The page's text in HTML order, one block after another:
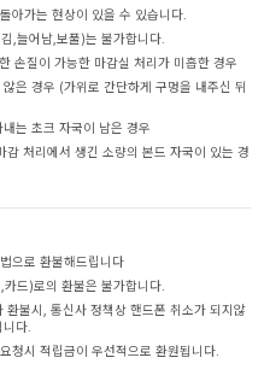
아가는 현상이 있을 수 있습니다.
,늘어남,보풀)는 불가합니다.
손질이 가능한 마감실 처리가 미흡한 경우
은 경우 (가위로 간단하게 구멍을 내주신 뒤
는 초크 자국이 남은 경우
처리에서 생긴 소량의 본드 자국이 있는 경
으로 환불해드립니다
드)로의 환불은 불가합니다.
불시, 통신사 정책상 핸드폰 취소가 되지않
다.
청시 적립금이 우선적으로 환원됩니다.